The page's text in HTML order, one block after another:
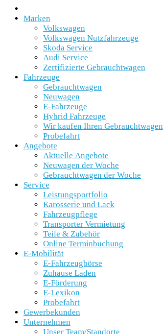
Marken
Volkswagen
Volkswagen Nutzfahrzeuge
Skoda Service
Audi Service
Zertifizierte Gebrauchtwagen
Fahrzeuge
Gebrauchtwagen
Neuwagen
E-Fahrzeuge
Hybrid Fahrzeuge
Wir kaufen Ihren Gebrauchtwagen
Probefahrt
Angebote
Aktuelle Angebote
Neuwagen der Woche
Gebrauchtwagen der Woche
Service
Leistungsportfolio
Karosserie und Lack
Fahrzeugpflege
Transporter Vermietung
Teile & Zubehör
Online Terminbuchung
E-Mobilität
E-Fahrzeugbörse
Zuhause Laden
E-Förderung
E-Lexikon
Probefahrt
Gewerbekunden
Unternehmen
Unser Team/Standorte